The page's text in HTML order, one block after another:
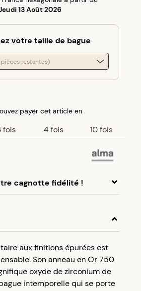
13 Août 2026
votre taille de bague
pièces restantes)
payer cet articleen
fois 4fois 10fois
cagnotte fidélité !
5% de vos achats dans
sans minimum d’achat.
de fidélité dès votre
à partir de 50€ d’achats.
aux finitions épurées est
Son anneau en Or 750
oxyde de zirconium de
intemporelle qui se porte